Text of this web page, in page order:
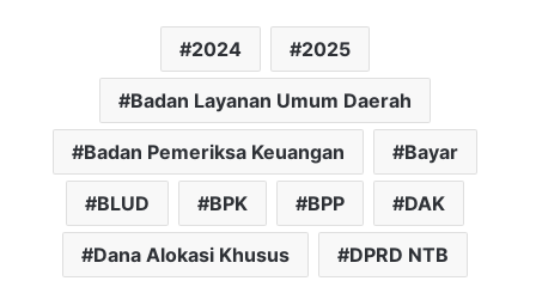
2024 2025
Badan Layanan Umum Daerah
Badan Pemeriksa Keuangan Bayar
BLUD BPK BPP DAK
Dana Alokasi Khusus DPRD NTB